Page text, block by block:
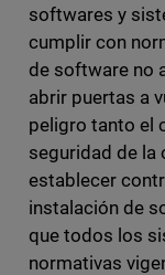
softwares y
cumplir con
de software no
abrir puertas a
peligro tanto el
seguridad de la
establecer
instalación de
que todos los
normativas